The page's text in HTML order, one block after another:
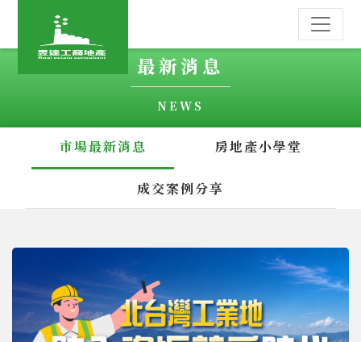
最新消息
NEWS
市場最新消息 房地產小學堂
成交案例分享